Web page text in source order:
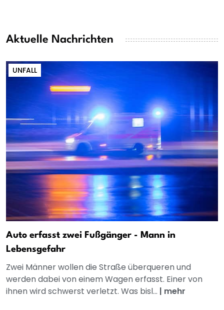
Aktuelle Nachrichten
UNFALL
Auto erfasst zwei Fußgänger - Mann in
Lebensgefahr
Zwei Männer wollen die Straße überqueren und
werden dabei von einem Wagen erfasst. Einer von
ihnen wird schwerst verletzt. Was bisl... | mehr